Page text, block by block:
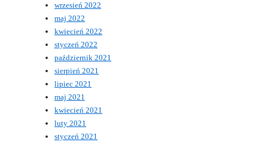
wrzesień 2022
maj 2022
kwiecień 2022
styczeń 2022
październik 2021
sierpień 2021
lipiec 2021
maj 2021
kwiecień 2021
luty 2021
styczeń 2021